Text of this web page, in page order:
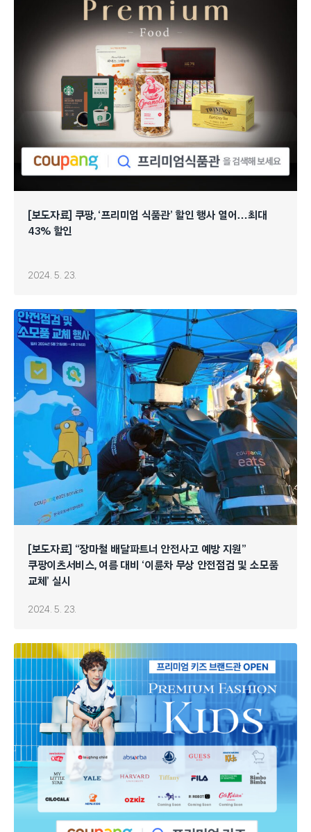
[보도자료] 쿠팡, ‘프리미엄 식품관’ 할인 행사 열어…최대
43% 할인
2024. 5. 23.
[보도자료] “장마철 배달파트너 안전사고 예방 지원”
쿠팡이츠서비스, 여름 대비 ‘이륜차 무상 안전점검 및 소모품
교체’ 실시
2024. 5. 23.